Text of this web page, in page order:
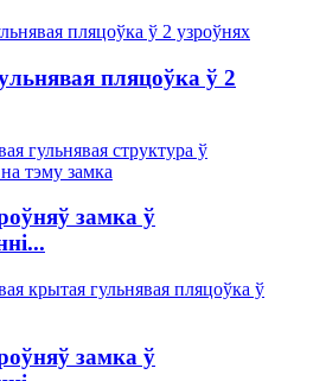
пляцоўка ў 2
замка ў
замка ў